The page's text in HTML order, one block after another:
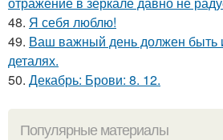
48. Я себя люблю!
49. Ваш важный день должен быть
деталях.
50. Декабрь: Брови: 8. 12.
Популярные материалы